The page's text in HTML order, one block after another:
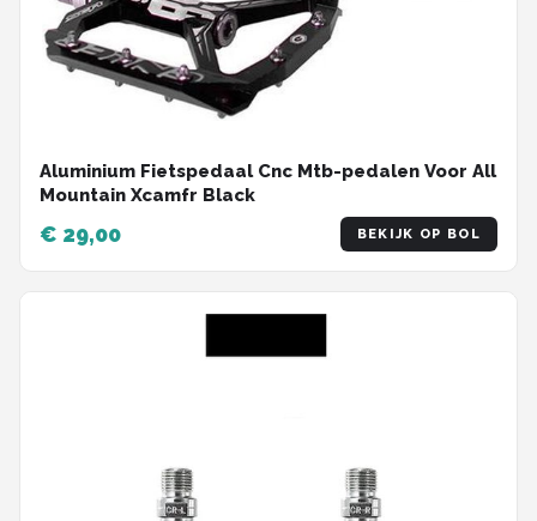
Aluminium Fietspedaal Cnc Mtb-pedalen Voor All
Mountain Xcamfr Black
€ 29,00 BEKIJK OP BOL